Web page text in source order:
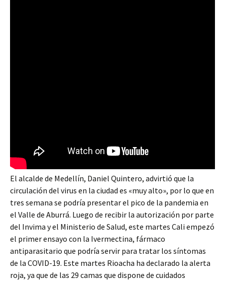
El alcalde de Medellín, Daniel Quintero, advirtió que la
circulación del virus en la ciudad es «muy alto», por lo que en
tres semana se podría presentar el pico de la pandemia en
el Valle de Aburrá. Luego de recibir la autorización por parte
del Invima y el Ministerio de Salud, este martes Cali empezó
el primer ensayo con la Ivermectina, fármaco
antiparasitario que podría servir para tratar los síntomas
de la COVID-19. Este martes Rioacha ha declarado la alerta
roja, ya que de las 29 camas que dispone de cuidados